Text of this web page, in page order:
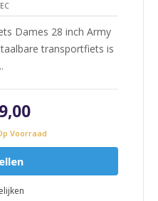
Dames 28 inch Army
transportfiets is
Voorraad